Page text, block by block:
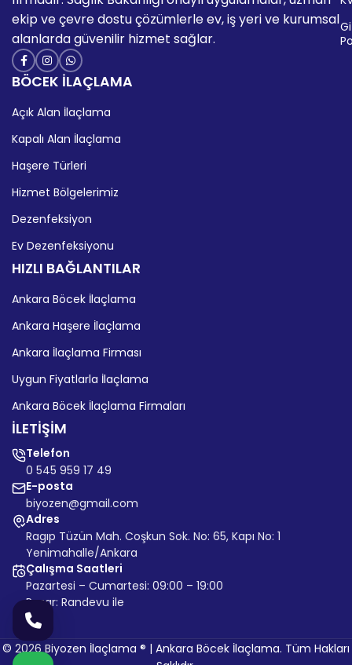
ekip ve çevre dostu çözümlerle ev, iş yeri ve kurumsal
alanlarda güvenilir hizmet sağlar.
BÖCEK İLAÇLAMA
Açık Alan İlaçlama
Kapalı Alan İlaçlama
Haşere Türleri
Hizmet Bölgelerimiz
Dezenfeksiyon
Ev Dezenfeksiyonu
HIZLI BAĞLANTILAR
Ankara Böcek İlaçlama
Ankara Haşere İlaçlama
Ankara İlaçlama Firması
Uygun Fiyatlarla İlaçlama
Ankara Böcek İlaçlama Firmaları
İLETİŞİM
Telefon
0 545 959 17 49
E-posta
biyozen@gmail.com
Adres
Ragıp Tüzün Mah. Coşkun Sok. No: 65, Kapı No: 1
Yenimahalle/Ankara
Çalışma Saatleri
Pazartesi – Cumartesi: 09:00 – 19:00
Pazar: Randevu ile
© 2026 Biyozen İlaçlama ® | Ankara Böcek İlaçlama. Tüm Hakları